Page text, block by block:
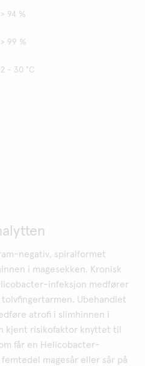
> 94 %
> 99 %
2 - 30 °C
negativ, spiralformet
i magesekken. Kronisk
infeksjon medfører
Ubehandlet
atrofi i slimhinnen i
kjent risikofaktor knyttet til
får en Helicobacter-
magesår eller sår på